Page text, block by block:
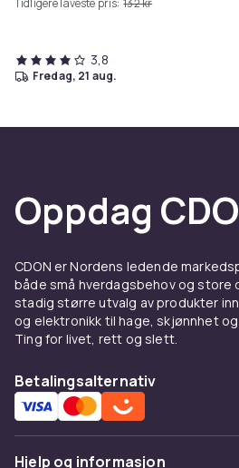
3,8
fredag, 21 aug.
Oppdag
CDON er Nordens ledende
både små hverdagsbehov og store
stadig større utvalg av produkter
og elektronikk til hage, skjønnhet
Ting for livet, rett og slett.
Betalingsalternativ
Hjelp og informasjon